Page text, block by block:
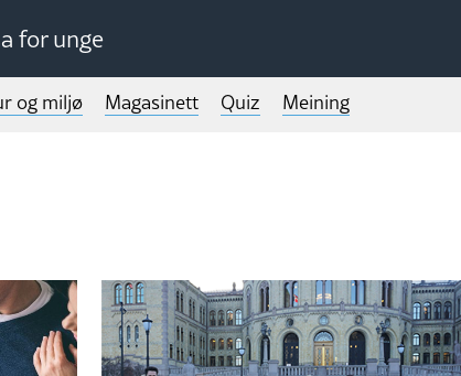
for unge
og miljø Magasinett Quiz Meining